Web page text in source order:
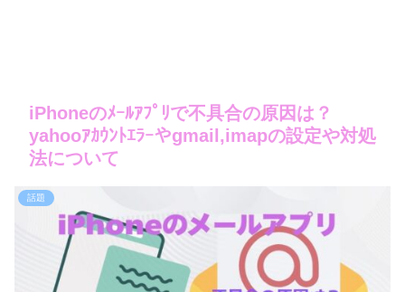
iPhoneのﾒｰﾙｱﾌﾟﾘで不具合の原因は？
yahooｱｶｳﾝﾄｴﾗｰやgmail,imapの設定や対処
法について
話題